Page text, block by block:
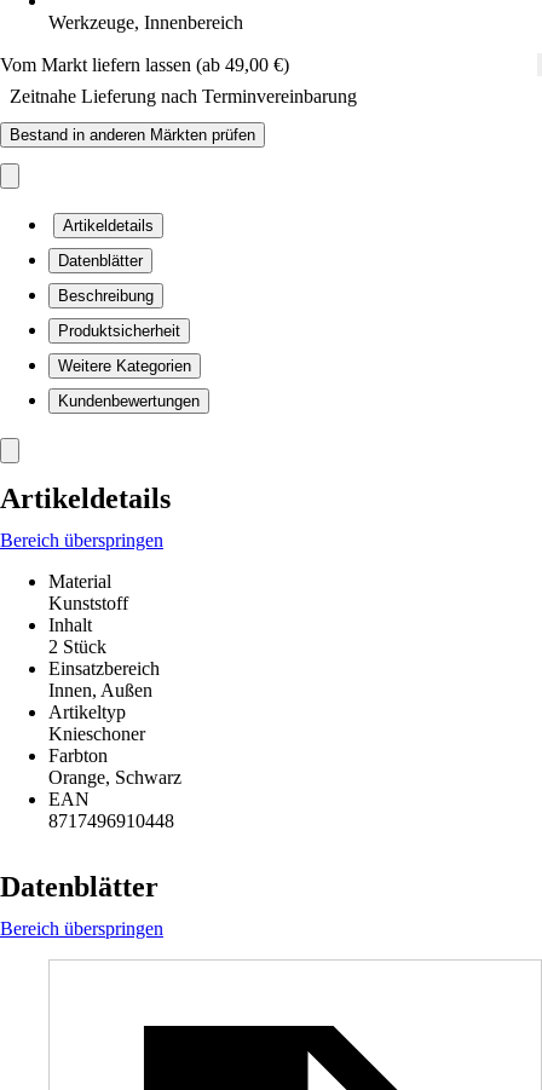
Werkzeuge, Innenbereich
Vom Markt liefern lassen (ab 49,00 €)
Zeitnahe Lieferung nach Terminvereinbarung
Bestand in anderen Märkten prüfen
Artikeldetails
Datenblätter
Beschreibung
Produktsicherheit
Weitere Kategorien
Kundenbewertungen
Artikeldetails
Bereich überspringen
Material
Kunststoff
Inhalt
2 Stück
Einsatzbereich
Innen, Außen
Artikeltyp
Knieschoner
Farbton
Orange, Schwarz
EAN
8717496910448
Datenblätter
Bereich überspringen